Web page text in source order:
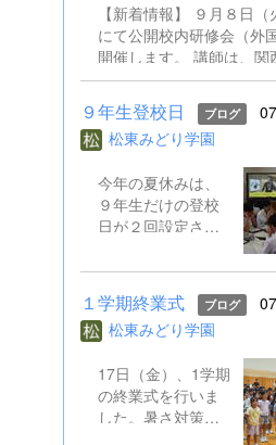
た、児童生徒会は
オンライン役員会
も実施し、２学期
の全校遊びについ
て意見交換しまし
た。先生方も校内
研修会を行った
研修会に出かけた
りしています。 あ
と半分の夏休み
をさらに進めてい
きます。
【新着情報】 ９月８日（
にて公開校内研修会（外
開催します。 講師は、関
大学教授の直山木綿子先
部科学省教科調査官）で
はチラシのQRコードから
みください。 9.8公開校内
（外国語）案内チラシ.pdf
９年生登校日 ブログ
松東みどり学園
今年の夏休みは、
９年生だけの登校
日が２回設定され
の今日は、修学旅
行の事前学習を行
いました。実は今
回初めてTOKYO
GATEWAY（通称
TGG）に行くこと
になっています。
１学期終業式 ブログ
松東みどり学園
17日（金）、1学期
の終業式を行いま
した。暑さ対策で